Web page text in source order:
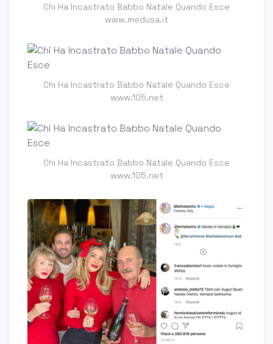
Chi Ha Incastrato Babbo Natale Quando Esce
www.medusa.it
Chi Ha Incastrato Babbo Natale Quando Esce
www.105.net
Chi Ha Incastrato Babbo Natale Quando Esce
www.105.net